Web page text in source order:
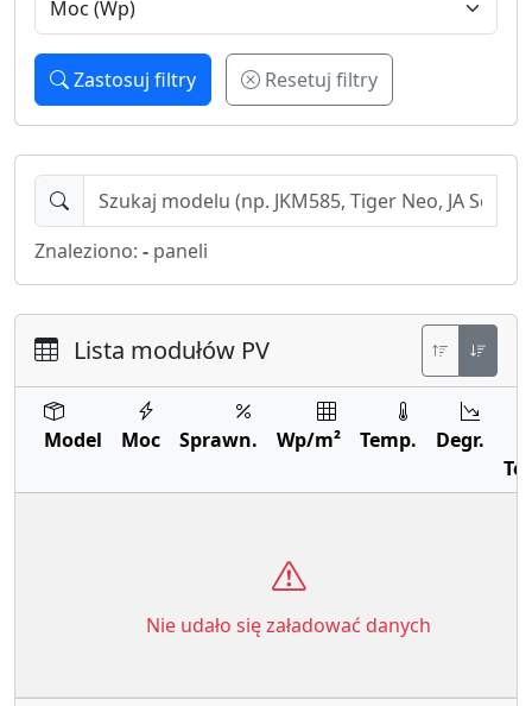
Zastosuj filtry Resetuj filtry
Znaleziono: - paneli
Lista modułów PV
Model Moc Sprawn. Wp/m² Temp.
Degr.
Nie udało się załadować danych